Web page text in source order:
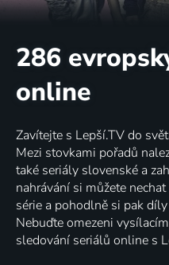
286
online
Zavítejte s Lepší.TV do
Mezi stovkami pořadů
také seriály slovenské a
nahrávání si můžete
série a pohodlně si pak
Nebuďte omezeni
sledování seriálů online s